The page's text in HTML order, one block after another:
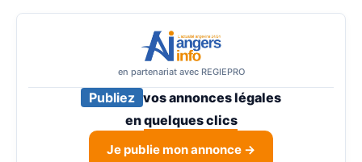
en partenariat avec REGIEPRO
Publiez vos annonces légales
enquelques clics
Je publie mon annonce →